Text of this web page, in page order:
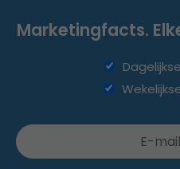
Marketingfacts.